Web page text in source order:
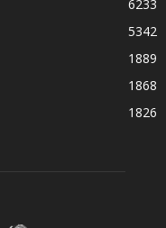
6233
5342
1889
1868
1826